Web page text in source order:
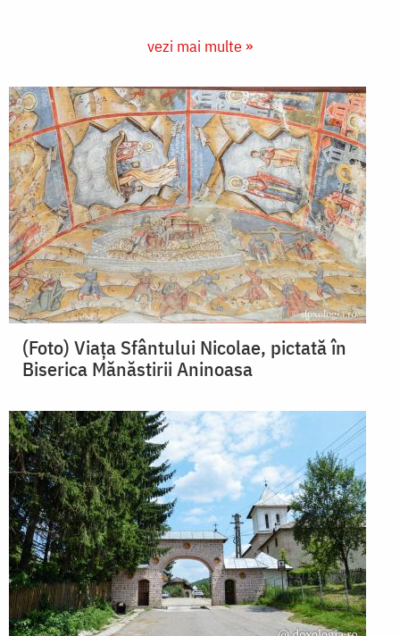
vezi mai multe »
(Foto) Viața Sfântului Nicolae, pictată în
Biserica Mănăstirii Aninoasa